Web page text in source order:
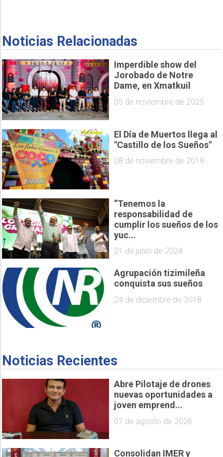
Noticias Relacionadas
Imperdible show del
Jorobado de Notre
Dame, en Xmatkuil
05 de noviembre de 2025
El Día de Muertos llega al
"Castillo de los Sueños"
08 de noviembre de 2018
“Tenemos la
responsabilidad de
cumplir los sueños de los
yuc...
21 de junio de 2024
Agrupación tizimileña
conquista sus sueños
24 de diciembre de 2018
Noticias Recientes
Abre Pilotaje de drones
nuevas oportunidades a
joven emprend...
07 de agosto de 2026
Consolidan IMER y